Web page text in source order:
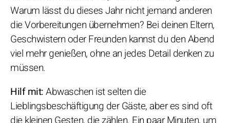
Warum lässt du dieses Jahr nicht jemand anderen
die Vorbereitungen übernehmen? Bei deinen Eltern,
Geschwistern oder Freunden kannst du den Abend
viel mehr genießen, ohne an jedes Detail denken zu
müssen.
Hilf mit:Abwaschen ist selten die
Lieblingsbeschäftigung der Gäste, aber es sind oft